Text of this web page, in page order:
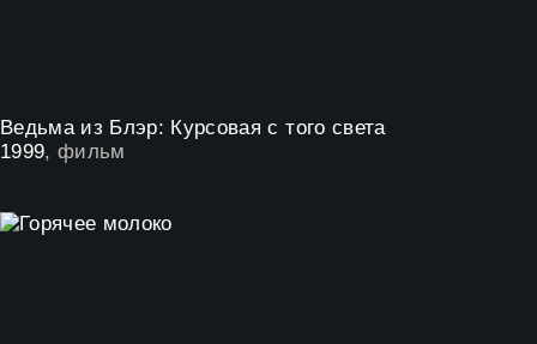
Ведьма из Блэр: Курсовая с того света
1999, фильм